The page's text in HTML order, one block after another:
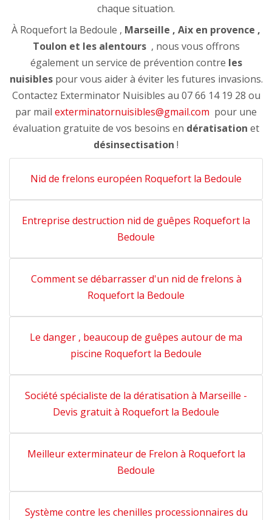
chaque situation.
À Roquefort la Bedoule , Marseille , Aix en provence ,
Toulon et les alentours, nous vous offrons
également un service de prévention contre les
nuisiblespour vous aider à éviter les futures invasions.
Contactez Exterminator Nuisibles au 07 66 14 19 28 ou
par mail exterminatornuisibles@gmail.com pour une
évaluation gratuite de vos besoins en dératisation et
désinsectisation !
Nid de frelons européen Roquefort la Bedoule
Entreprise destruction nid de guêpes Roquefort la
Bedoule
Comment se débarrasser d'un nid de frelons à
Roquefort la Bedoule
Le danger , beaucoup de guêpes autour de ma
piscine Roquefort la Bedoule
Société spécialiste de la dératisation à Marseille -
Devis gratuit à Roquefort la Bedoule
Meilleur exterminateur de Frelon à Roquefort la
Bedoule
Système contre les chenilles processionnaires du